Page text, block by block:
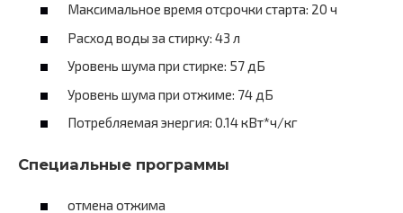
Максимальное время отсрочки старта: 20 ч
Расход воды за стирку: 43 л
Уровень шума при стирке: 57 дБ
Уровень шума при отжиме: 74 дБ
Потребляемая энергия: 0.14 кВт*ч/кг
Специальные программы
отмена отжима